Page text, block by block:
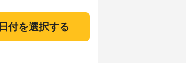
日付を選択する